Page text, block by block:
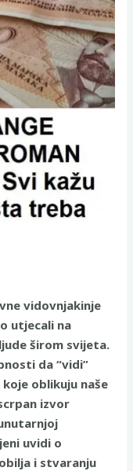
vidovnjakinje
utjecali na
širom svijeta.
da “vidi”
oblikuju naše
izvor
uvidi o
i stvaranju